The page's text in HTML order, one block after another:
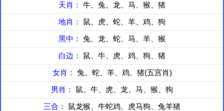
天肖： 牛、兔、龙、马、猴、猪
地肖： 鼠、虎、蛇、羊、鸡、狗
黑中： 兔、龙、蛇、马、羊、猴
白边： 鼠、牛、虎、鸡、狗、猪
女肖： 兔、蛇、羊、鸡、猪(五宫肖)
男肖： 鼠、牛、虎、龙、马、猴、狗
三合： 鼠龙猴、牛蛇鸡、虎马狗、兔羊猪